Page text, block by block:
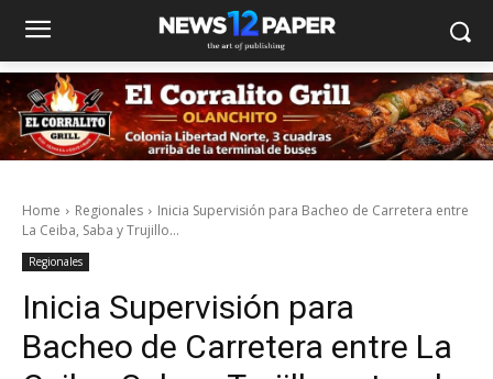
Home Regionales
Inicia Supervisión para Bacheo de Carretera entre
La Ceiba, Saba y Trujillo...
Regionales
Inicia Supervisión para
Bacheo de Carretera entre La